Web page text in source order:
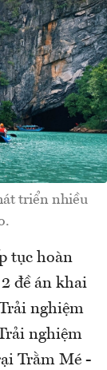
triển nhiều
tục hoàn
đề án khai
nghiệm
nghiệm
Trằm Mé -